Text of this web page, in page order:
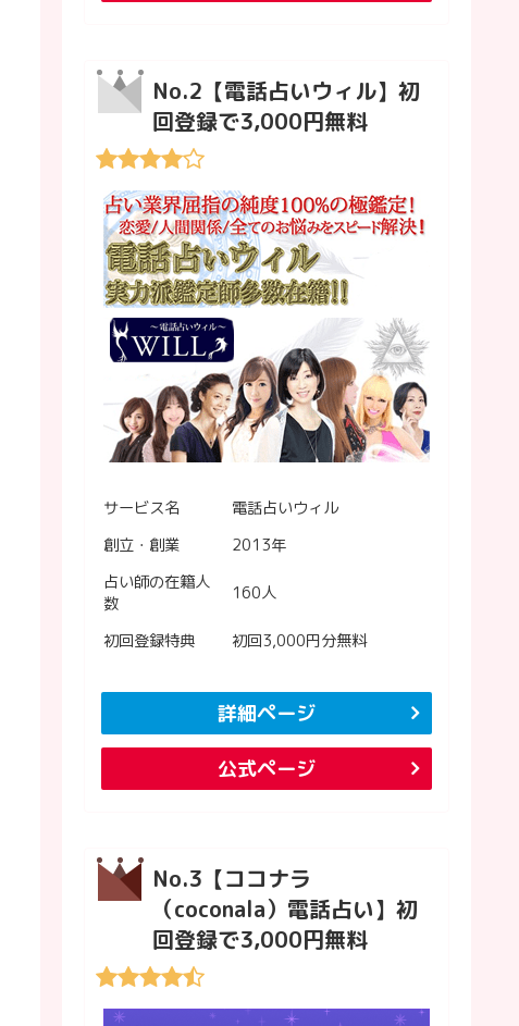
No.2【電話占いウィル】初
回登録で3,000円無料
サービス名
電話占いウィル
創立・創業
2013年
占い師の在籍人
数
160人
初回登録特典 初回3,000円分無料
詳細ページ
公式ページ
No.3【ココナラ
（coconala）電話占い】初
回登録で3,000円無料